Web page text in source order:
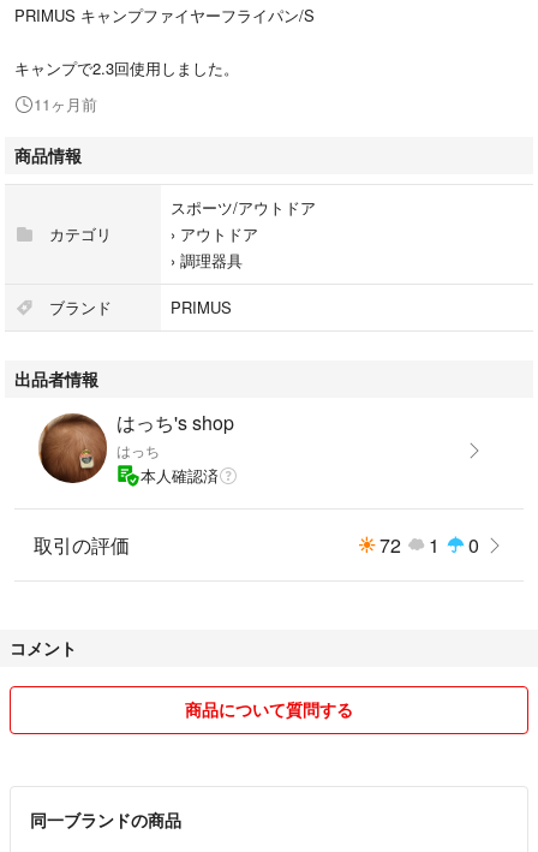
PRIMUS キャンプファイヤーフライパン/S
キャンプで2.3回使用しました。
11ヶ月前
商品情報
カテゴリ
スポーツ/アウトドア
› アウトドア
› 調理器具
ブランド PRIMUS
出品者情報
はっち's shop
はっち
本人確認済
取引の評価 72 1 0
コメント
商品について質問する
同一ブランドの商品